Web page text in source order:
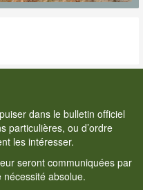
dans le bulletin officiel
particulières, ou d’ordre
les intéresser.
seront communiquées par
nécessité absolue.